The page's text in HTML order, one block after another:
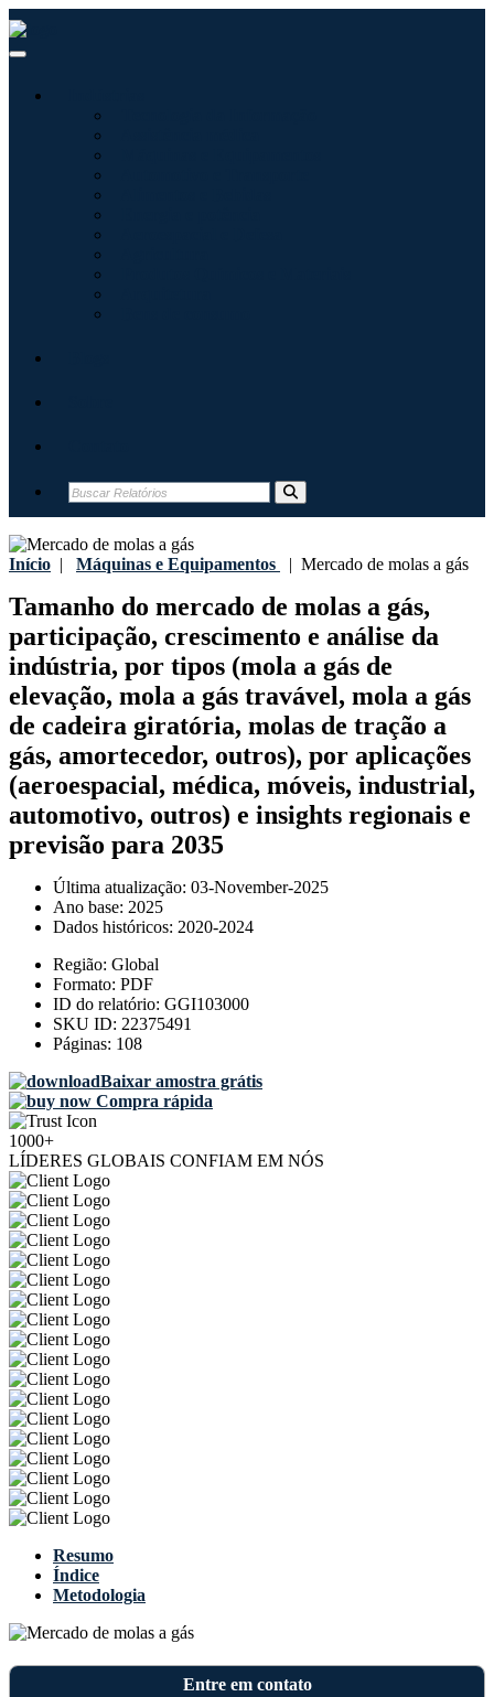
Início | Máquinas e Equipamentos | Mercado de molas a gás
Tamanho do mercado de molas a gás,
participação, crescimento e análise da
indústria, por tipos (mola a gás de
elevação, mola a gás travável, mola a gás
de cadeira giratória, molas de tração a
gás, amortecedor, outros), por aplicações
(aeroespacial, médica, móveis, industrial,
automotivo, outros) e insights regionais e
previsão para 2035
Última atualização: 03-November-2025
Ano base: 2025
Dados históricos: 2020-2024
Região: Global
Formato: PDF
ID do relatório: GGI103000
SKU ID: 22375491
Páginas: 108
Baixar amostra grátis
Compra rápida
1000+
LÍDERES GLOBAIS CONFIAM EM NÓS
Resumo
Índice
Metodologia
Entre em contato